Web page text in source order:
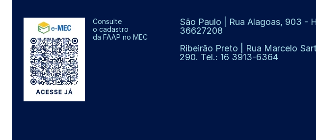
Consulte
o cadastro
da FAAP no MEC
São Paulo | Rua Alagoas, 903 -
36627208
Ribeirão Preto | Rua Marcelo
290. Tel.: 16 3913-6364